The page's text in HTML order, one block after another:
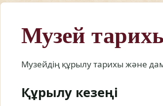
Музей
Музейдің құрылу тарихы және
Құрылу кезеңі